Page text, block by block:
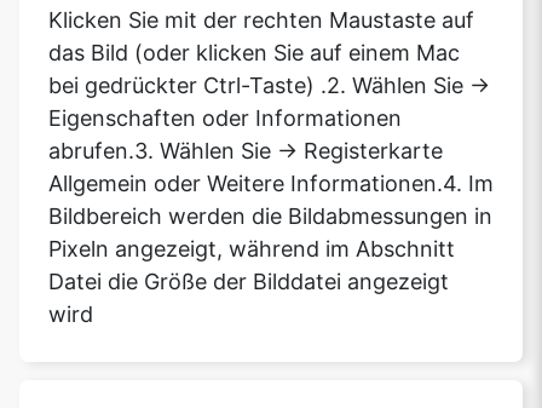
Klicken Sie mit der rechten Maustaste auf
das Bild (oder klicken Sie auf einem Mac
bei gedrückter Ctrl-Taste) .2. Wählen Sie ->
Eigenschaften oder Informationen
abrufen.3. Wählen Sie -> Registerkarte
Allgemein oder Weitere Informationen.4. Im
Bildbereich werden die Bildabmessungen in
Pixeln angezeigt, während im Abschnitt
Datei die Größe der Bilddatei angezeigt
wird